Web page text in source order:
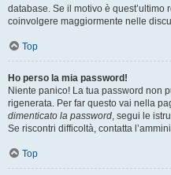
database. Se il motivo è quest’ultimo
coinvolgere maggiormente nelle
Top
Ho perso la mia password!
Niente panico! La tua password non
rigenerata. Per far questo vai nella
dimenticato la password, segui le
Se riscontri difficoltà, contatta
Top